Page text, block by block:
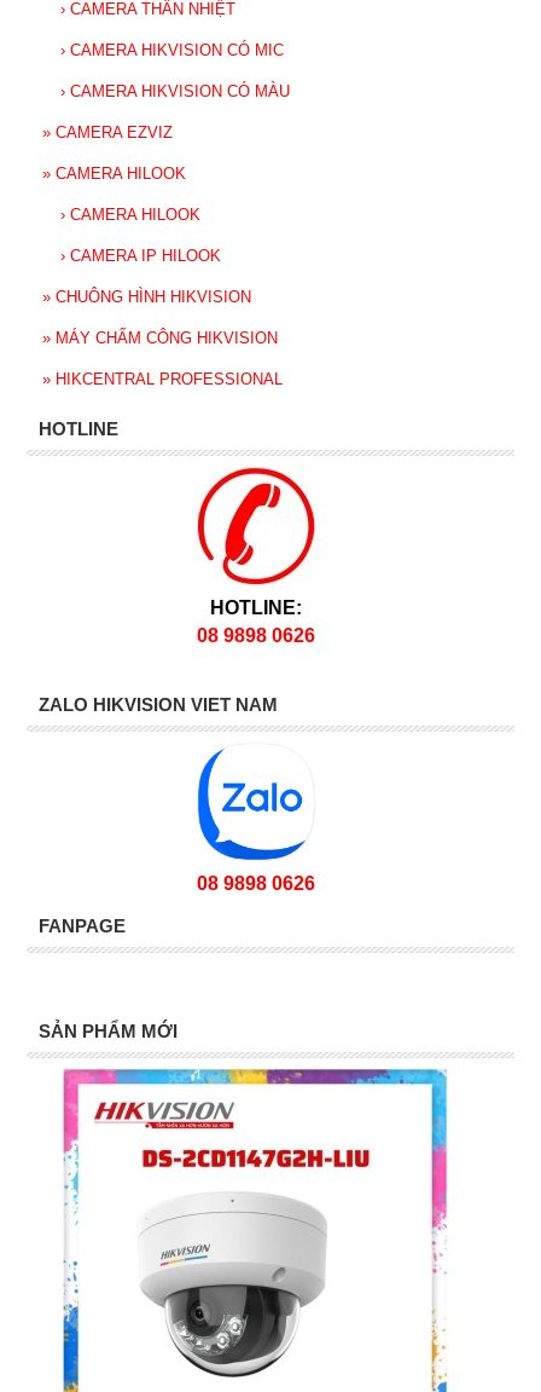
› CAMERA THÂN NHIỆT
› CAMERA HIKVISION CÓ MIC
› CAMERA HIKVISION CÓ MÀU
» CAMERA EZVIZ
» CAMERA HILOOK
› CAMERA HILOOK
› CAMERA IP HILOOK
» CHUÔNG HÌNH HIKVISION
» MÁY CHẤM CÔNG HIKVISION
» HIKCENTRAL PROFESSIONAL
HOTLINE
HOTLINE:
08 9898 0626
ZALO HIKVISION VIET NAM
08 9898 0626
FANPAGE
SẢN PHẨM MỚI